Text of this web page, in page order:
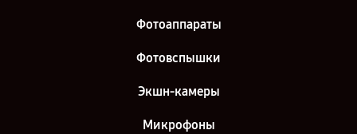
Ремонт оптического прицела Nikon P5 2,510x42 M (25,4mm) Duplex
в г. Санкт-Петербург
Фотоаппараты
Фотовспышки
Экшн-камеры
Микрофоны